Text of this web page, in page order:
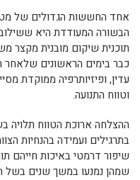
אחד החששות הגדולים של
הבשורה המעודדת היא
תוכנית שיקום מובנית מקצר
כבר בימים הראשונים שלאחר
עדין, ופיזיותרפיה ממוקדת
וטווח התנועה.
ההצלחה ארוכת הטווח תלויה
בתרגילים ועמידה בהנחיות
שיפור דרמטי באיכות חייהם
שמהן נמנעו במשך שנים בשל